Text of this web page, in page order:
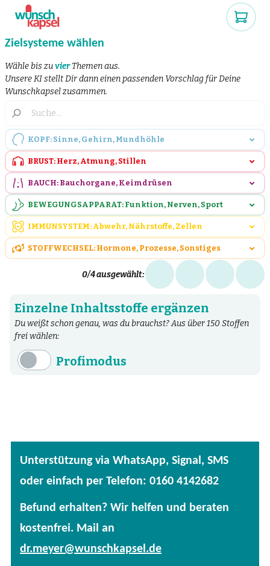
Zielsysteme wählen
Wähle bis zuvierThemen aus.
Unsere KI stellt Dir dann einen passenden Vorschlag für Deine
Wunschkapsel zusammen.
KOPF: Sinne, Gehirn, Mundhöhle
BRUST: Herz, Atmung, Stillen
BAUCH: Bauchorgane, Keimdrüsen
BEWEGUNGSAPPARAT: Funktion, Nerven, Sport
IMMUNSYSTEM: Abwehr, Nährstoffe, Zellen
STOFFWECHSEL: Hormone, Prozesse, Sonstiges
0/4 ausgewählt:
Einzelne Inhaltsstoffe ergänzen
Du weißt schon genau, was du brauchst? Aus über 150 Stoffen
frei wählen:
Profimodus
Fertige Mischungen
Kräuter
Vitalpilze
Unterstützung via WhatsApp, Signal, SMS
oder einfach per Telefon: 0160 4142682
Befund erhalten? Wir helfen und beraten
kostenfrei. Mail an
dr.meyer@wunschkapsel.de